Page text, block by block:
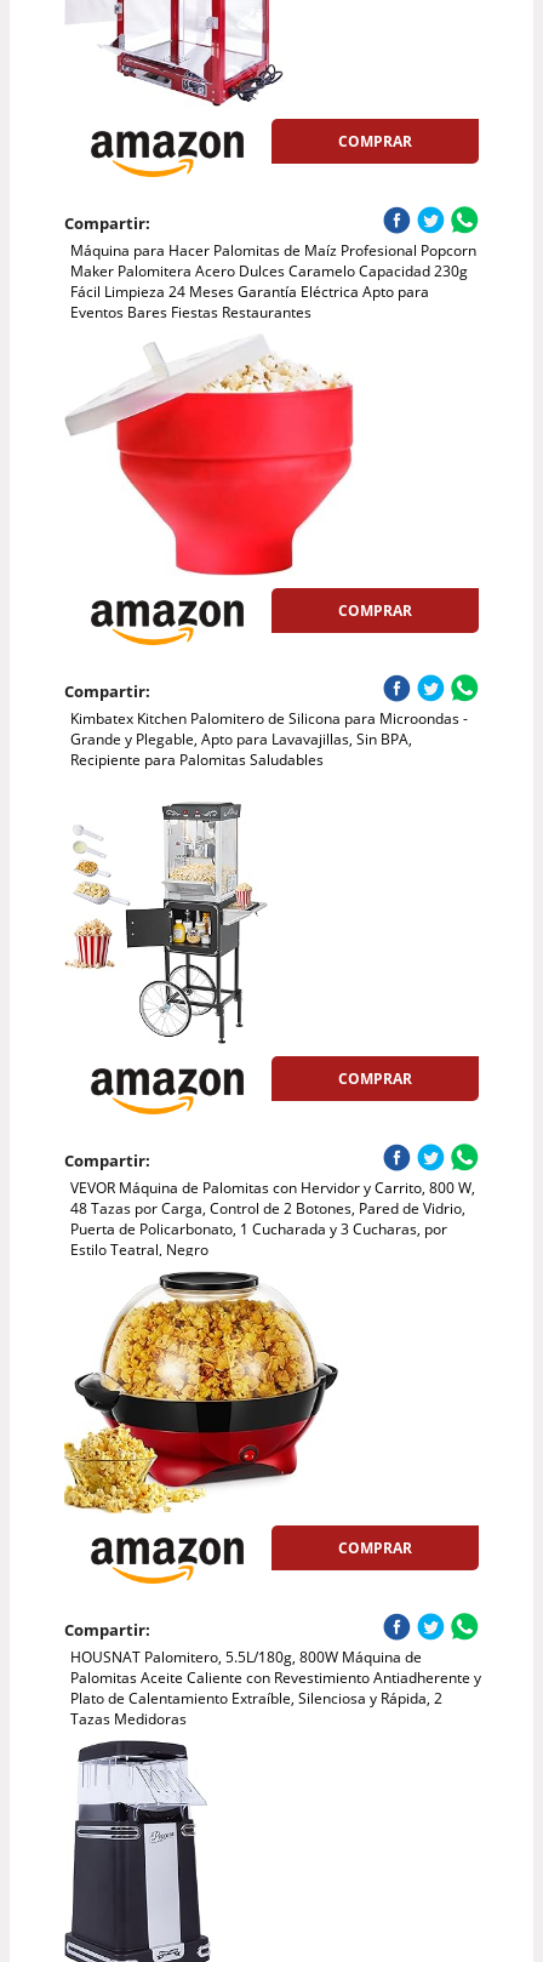
COMPRAR
Compartir:
Máquina para Hacer Palomitas de Maíz Profesional Popcorn
Maker Palomitera Acero Dulces Caramelo Capacidad 230g
Fácil Limpieza 24 Meses Garantía Eléctrica Apto para
Eventos Bares Fiestas Restaurantes
COMPRAR
Compartir:
Kimbatex Kitchen Palomitero de Silicona para Microondas -
Grande y Plegable, Apto para Lavavajillas, Sin BPA,
Recipiente para Palomitas Saludables
COMPRAR
Compartir:
VEVOR Máquina de Palomitas con Hervidor y Carrito, 800 W,
48 Tazas por Carga, Control de 2 Botones, Pared de Vidrio,
Puerta de Policarbonato, 1 Cucharada y 3 Cucharas, por
Estilo Teatral, Negro
COMPRAR
Compartir:
HOUSNAT Palomitero, 5.5L/180g, 800W Máquina de
Palomitas Aceite Caliente con Revestimiento Antiadherente y
Plato de Calentamiento Extraíble, Silenciosa y Rápida, 2
Tazas Medidoras